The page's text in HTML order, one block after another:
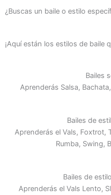
¿Buscas un baile o estilo
¡Aquí están los estilos de baile
Bailes
Aprenderás Salsa,
Bailes de
Aprenderás el Vals, Foxtrot,
Rumba, Swing,
Bailes de
Aprenderás el Vals Lento,